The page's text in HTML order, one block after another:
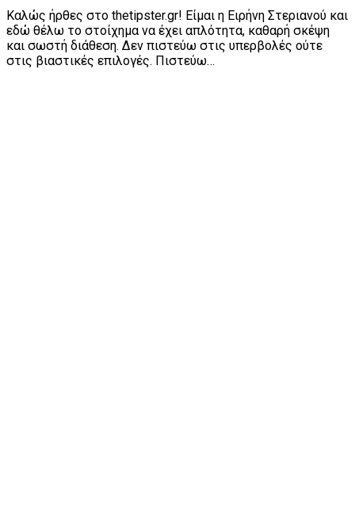
Καλώς ήρθες στο thetipster.gr! Είμαι η Ειρήνη Στεριανού και
εδώ θέλω το στοίχημα να έχει απλότητα, καθαρή σκέψη
και σωστή διάθεση. Δεν πιστεύω στις υπερβολές ούτε
στις βιαστικές επιλογές. Πιστεύω…